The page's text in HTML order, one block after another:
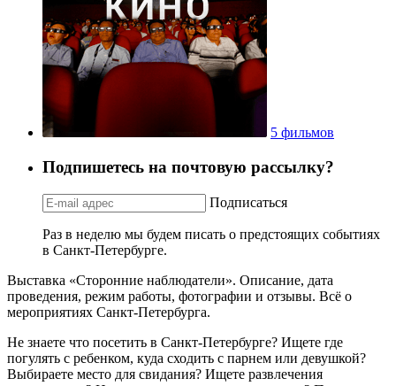
5 фильмов
Подпишетесь на почтовую рассылку?
Подписаться
Раз в неделю мы будем писать о предстоящих событиях
в Санкт-Петербурге.
Выставка «Сторонние наблюдатели». Описание, дата
проведения, режим работы, фотографии и отзывы. Всё о
мероприятиях Санкт-Петербурга.
Не знаете что посетить в Санкт-Петербурге? Ищете где
погулять с ребенком, куда сходить с парнем или девушкой?
Выбираете место для свидания? Ищете развлечения